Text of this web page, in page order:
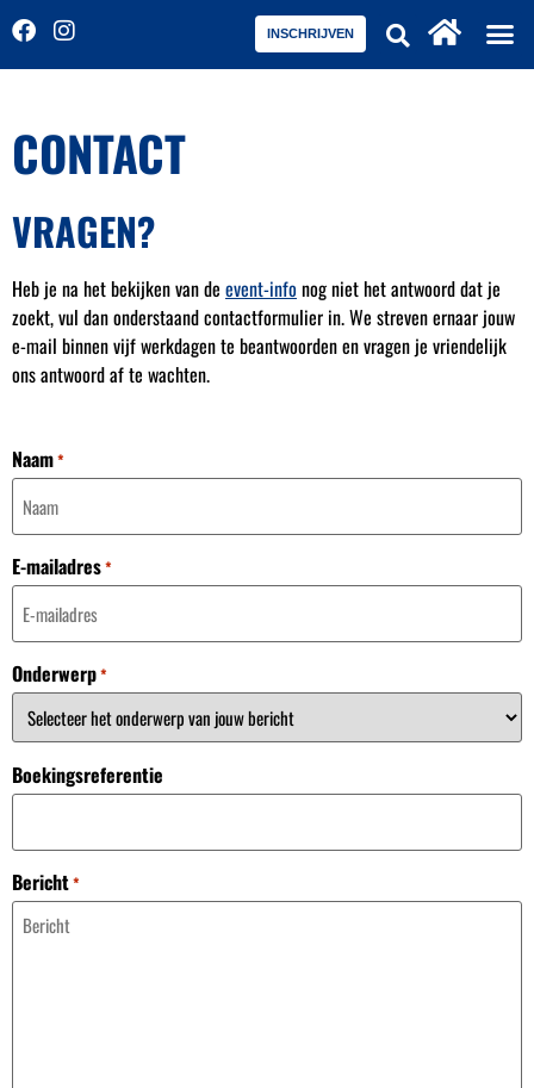
INSCHRIJVEN
CONTACT
VRAGEN?
Heb je na het bekijken van de event-infonog niet het antwoord dat je
zoekt, vul dan onderstaand contactformulier in. We streven ernaar jouw
e-mail binnen vijf werkdagen te beantwoorden en vragen je vriendelijk
ons antwoord af te wachten.
Naam*
E-mailadres*
Onderwerp*
Boekingsreferentie
Bericht*